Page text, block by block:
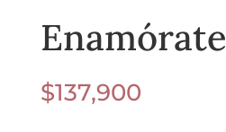
Enamórate
$137,900